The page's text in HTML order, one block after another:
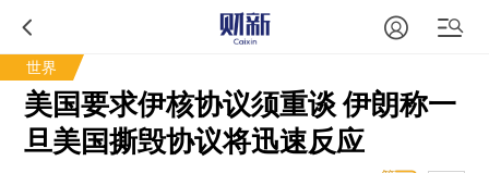
世界
​美国要求伊核协议须重谈 伊朗称一
旦美国撕毁协议将迅速反应